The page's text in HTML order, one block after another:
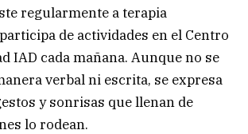
regularmente a terapia
de actividades en el Centro
IAD cada mañana. Aunque no se
verbal ni escrita, se expresa
y sonrisas que llenan de
lo rodean.